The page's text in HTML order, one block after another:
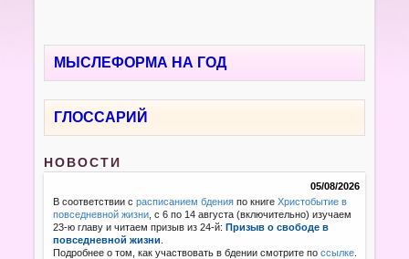
МЫСЛЕФОРМА НА ГОД
ГЛОССАРИЙ
НОВОСТИ
05/08/2026
В соответствии срасписанием бдения по книгеХристобытие в
повседневной жизни , с 6 по 14 августа (включительно) изучаем
23-ю главу и читаем призыв из 24-й:Призыв о свободе в
повседневной жизни
Подробнее о том, как участвовать в бдении смотрите поссылке